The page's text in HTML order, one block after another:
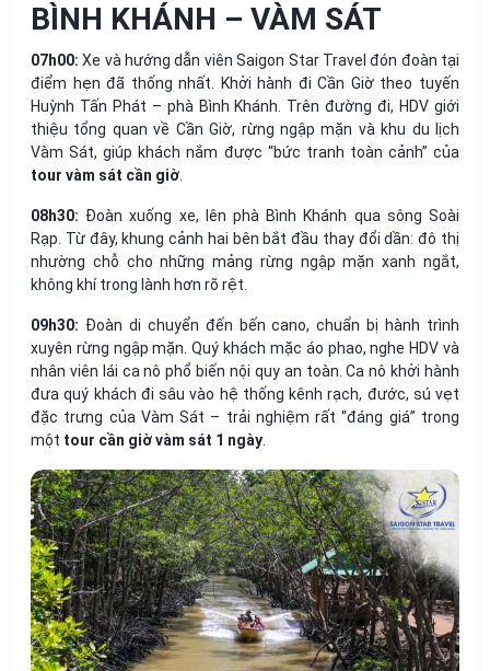
BÌNH KHÁNH – VÀM SÁT
07h00:Xe và hướng dẫn viên Saigon Star Travel đón đoàn tại
điểm hẹn đã thống nhất. Khởi hành đi Cần Giờ theo tuyến
Huỳnh Tấn Phát – phà Bình Khánh. Trên đường đi, HDV giới
thiệu tổng quan về Cần Giờ, rừng ngập mặn và khu du lịch
Vàm Sát, giúp khách nắm được “bức tranh toàn cảnh” của
tour vàm sát cần giờ
08h30: Đoàn xuống xe, lên phà Bình Khánh qua sông Soài
Rạp. Từ đây, khung cảnh hai bên bắt đầu thay đổi dần: đô thị
nhường chỗ cho những mảng rừng ngập mặn xanh ngắt,
không khí trong lành hơn rõ rệt.
09h30: Đoàn di chuyển đến bến cano, chuẩn bị hành trình
xuyên rừng ngập mặn. Quý khách mặc áo phao, nghe HDV và
nhân viên lái ca nô phổ biến nội quy an toàn. Ca nô khởi hành
đưa quý khách đi sâu vào hệ thống kênh rạch, đước, sú vẹt
đặc trưng của Vàm Sát – trải nghiệm rất “đáng giá” trong
một tour cần giờ vàm sát 1 ngày